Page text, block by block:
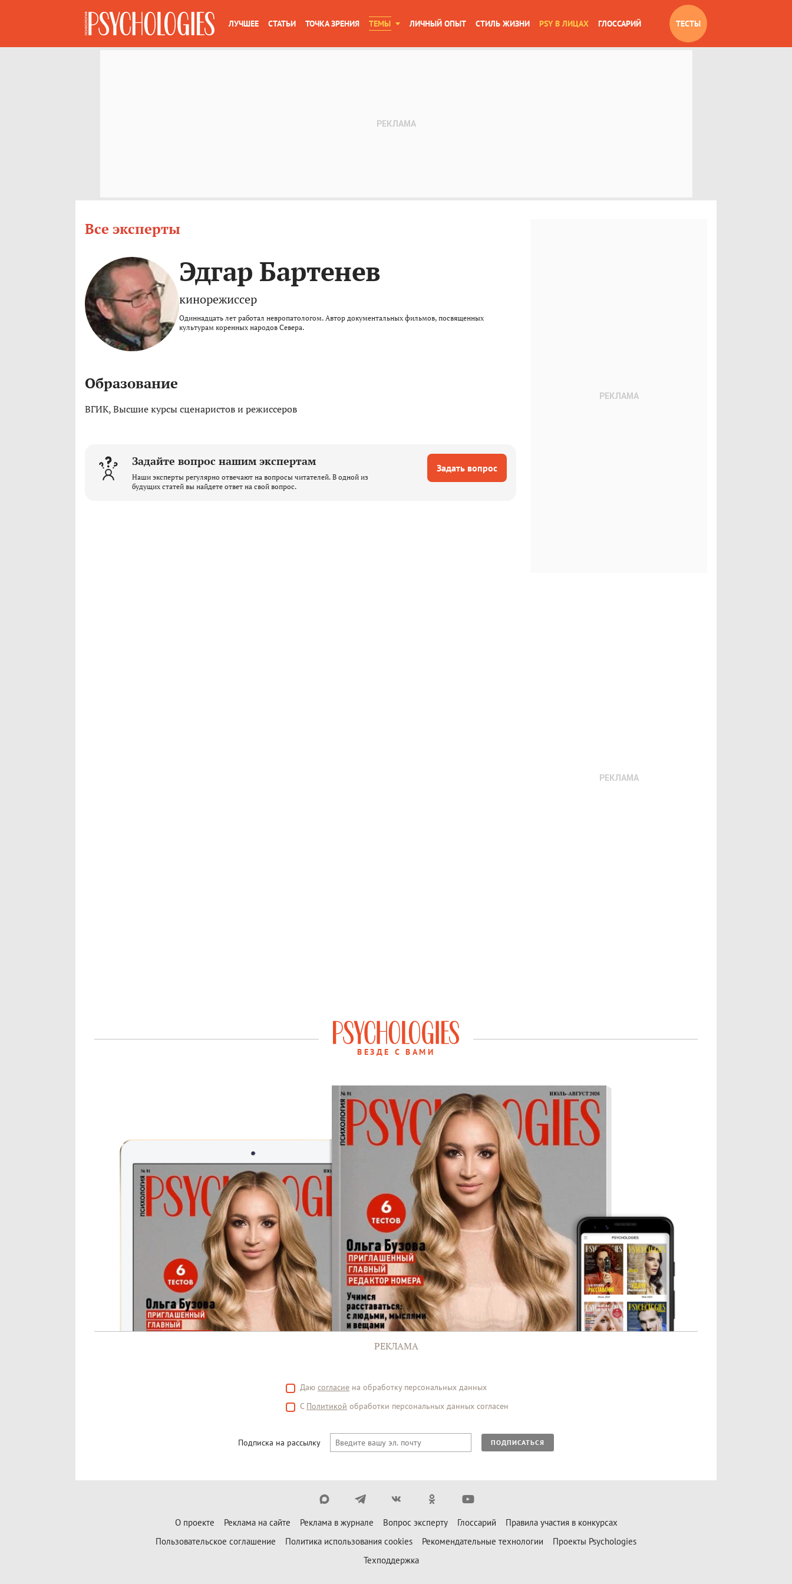
ЛУЧШЕЕ СТАТЬИ ТОЧКА ЗРЕНИЯ ТЕМЫ ЛИЧНЫЙ ОПЫТ СТИЛЬ ЖИЗНИ PSY В ЛИЦАХ ГЛОССАРИЙ ТЕСТЫ
Все эксперты
Эдгар Бартенев
кинорежиссер
Одиннадцать лет работал невропатологом. Автор документальных фильмов, посвященных
культурам коренных народов Севера.
Образование
ВГИК, Высшие курсы сценаристов и режиссеров
Задайте вопрос нашим экспертам
Наши эксперты регулярно отвечают на вопросы читателей. В одной из
будущих статей вы найдете ответ на свой вопрос.
Задать вопрос
ВЕЗДЕ С ВАМИ
РЕКЛАМА
Даю согласие на обработку персональных данных
С Политикой обработки персональных данных согласен
Подписка на рассылку ПОДПИСАТЬСЯ
О проекте Реклама на сайте Реклама в журнале Вопрос эксперту Глоссарий
Правила участия в конкурсах
Пользовательское соглашение
Политика использования cookies Рекомендательные технологии
Проекты Psychologies
Техподдержка